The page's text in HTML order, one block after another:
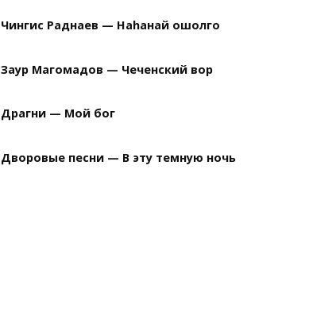
Чингис Раднаев — Наhанай ошолго
Заур Магомадов — Чеченский вор
Драгни — Мой бог
Дворовые песни — В эту темную ночь